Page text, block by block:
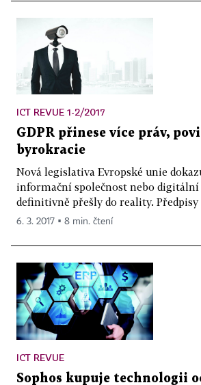
ICT REVUE 1-2/2017
GDPR přinese více práv,
byrokracie
Nová legislativa Evropské unie
informační společnost nebo
definitivně přešly do reality. Předpisy
6. 3. 2017 ▪ 8 min. čtení
ICT REVUE
Sophos kupuje technologii